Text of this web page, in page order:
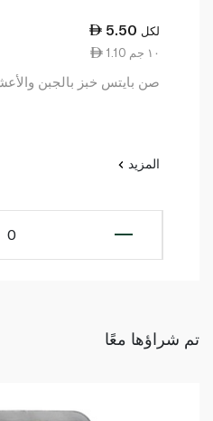
5.50 لكل
1.10 ١٠ جم
صن بايتس خبز بالجبن والأعشاب 50 غرام
المزيد
0
تم شراؤها معًا